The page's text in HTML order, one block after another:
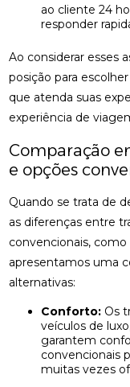
ao cliente 24
responder
Ao considerar esses
posição para
que atenda suas
experiência de
Comparação
e opções
Quando se trata de
as diferenças entre
convencionais,
apresentamos uma
alternativas:
Conforto: Os
veículos de
garantem
convencionais
muitas vezes